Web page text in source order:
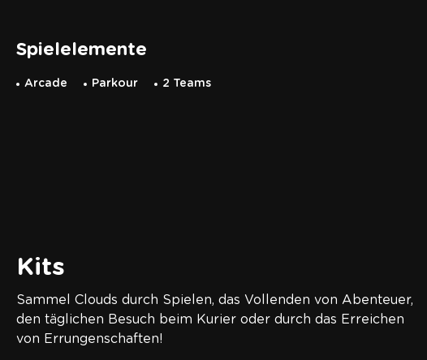
Spielelemente
Arcade Parkour 2 Teams
Kits
Sammel Clouds durch Spielen, das Vollenden von Abenteuer,
den täglichen Besuch beim Kurier oder durch das Erreichen
von Errungenschaften!